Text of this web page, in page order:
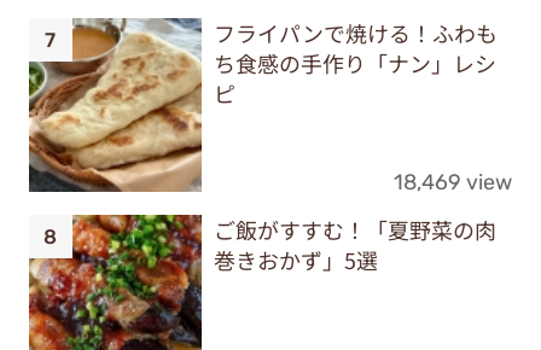
フライパンで焼ける！ふわも
ち食感の手作り「ナン」レシ
ピ
18,469 view
ご飯がすすむ！「夏野菜の肉
巻きおかず」5選